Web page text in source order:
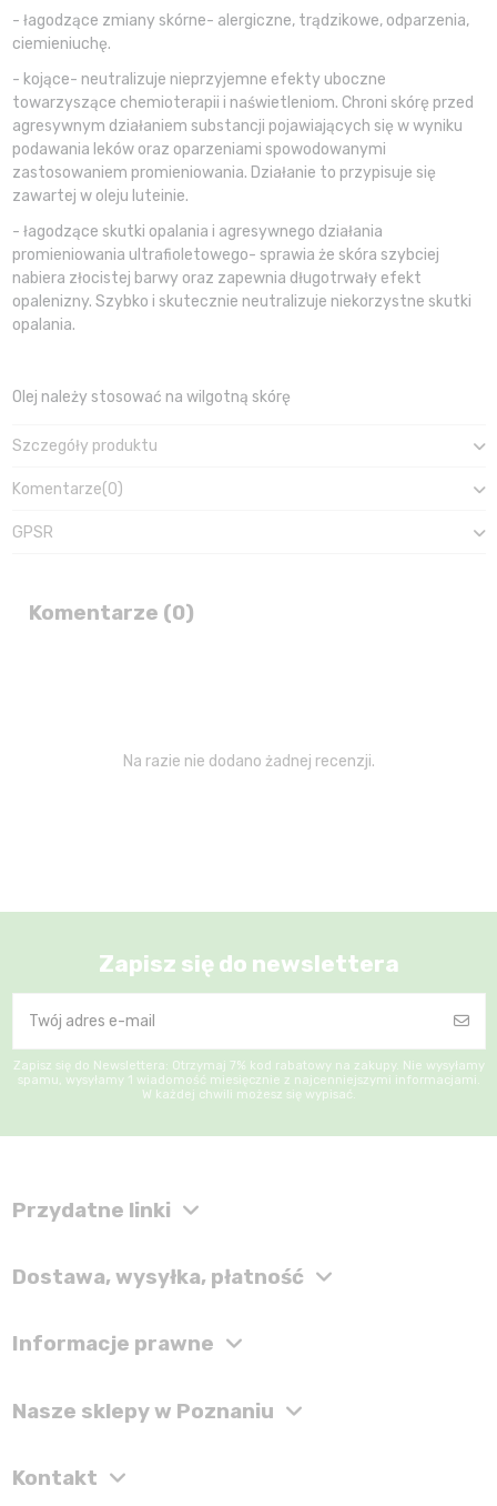
- łagodzące zmiany skórne- alergiczne, trądzikowe, odparzenia,
ciemieniuchę.
- kojące- neutralizuje nieprzyjemne efekty uboczne
towarzyszące chemioterapii i naświetleniom. Chroni skórę przed
agresywnym działaniem substancji pojawiających się w wyniku
podawania leków oraz oparzeniami spowodowanymi
zastosowaniem promieniowania. Działanie to przypisuje się
zawartej w oleju luteinie.
- łagodzące skutki opalania i agresywnego działania
promieniowania ultrafioletowego- sprawia że skóra szybciej
nabiera złocistej barwy oraz zapewnia długotrwały efekt
opalenizny. Szybko i skutecznie neutralizuje niekorzystne skutki
opalania.
Olej należy stosować na wilgotną skórę
Szczegóły produktu
Komentarze(0)
GPSR
Komentarze (0)
Na razie nie dodano żadnej recenzji.
Zapisz się do newslettera
Zapisz się do Newslettera: Otrzymaj 7% kod rabatowy na zakupy. Nie wysyłamy
spamu, wysyłamy 1 wiadomość miesięcznie z najcenniejszymi informacjami.
W każdej chwili możesz się wypisać.
Przydatne linki
Dostawa, wysyłka, płatność
Informacje prawne
Nasze sklepy w Poznaniu
Kontakt